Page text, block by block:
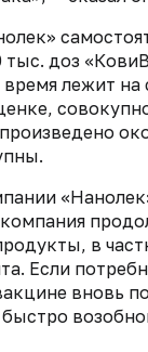
доз
лежит на
в
Если
вновь